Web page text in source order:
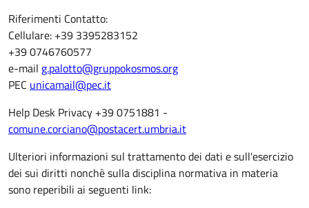
Riferimenti Contatto:
Cellulare: +39 3395283152
+39 0746760577
e-mail g.palotto@gruppokosmos.org
PEC unicamail@pec.it
Help Desk Privacy +39 0751881 -
comune.corciano@postacert.umbria.it
Ulteriori informazioni sul trattamento dei dati e sull'esercizio
dei sui diritti nonchè sulla disciplina normativa in materia
sono reperibili ai seguenti link: